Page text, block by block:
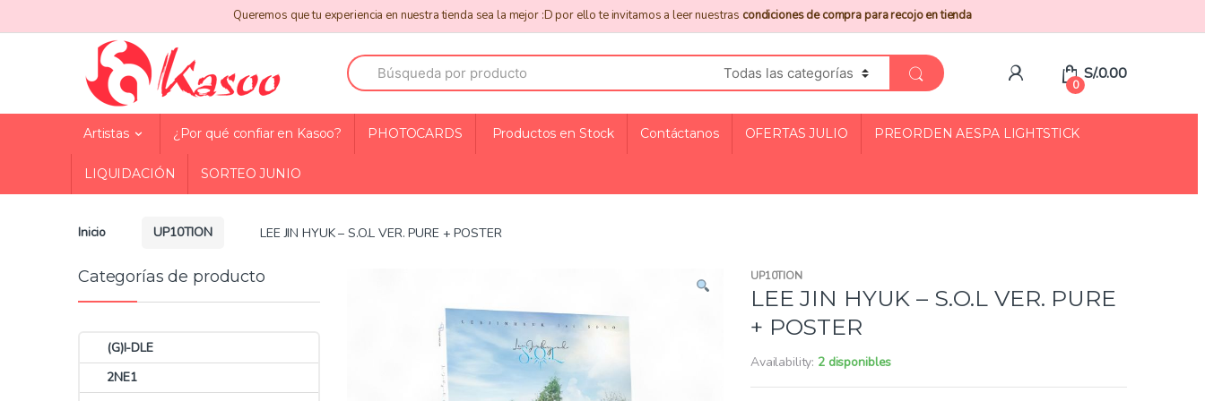
to
to
Queremos que tu experiencia en nuestra tienda sea la mejor :D por ello te invitamos a leer nuestras condiciones de compra para recojo en tienda
Search
for:
0
S/.0.00
Artistas ¿Por qué confiar en Kasoo? PHOTOCARDS Productos en Stock Contáctanos OFERTAS JULIO PREORDEN AESPA LIGHTSTICK
LIQUIDACIÓN SORTEO JUNIO
Inicio UP10TION LEE JIN HYUK – S.O.L VER. PURE + POSTER
UP10TION
LEE JIN HYUK – S.O.L VER. PURE
+ POSTER
Availability: 2 disponibles
Categorías de producto
(G)I-DLE
2NE1